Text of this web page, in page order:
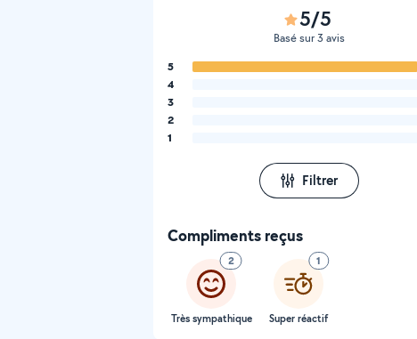
5/5
Basé sur 3 avis
5
4
3
2
1
Filtrer
Compliments reçus
2
Très sympathique
1
Super réactif